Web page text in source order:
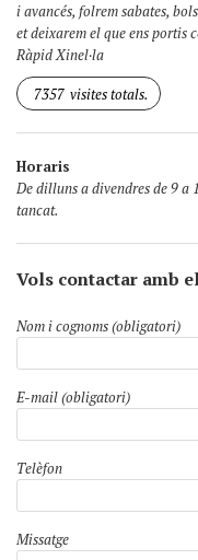
i avancés, folrem sabates,
et deixarem el que ens portis
Ràpid Xinel·la
7357 visites totals.
Horaris
De dilluns a divendres de 9 a
tancat.
Vols contactar amb
Nom i cognoms (obligatori)
E-mail (obligatori)
Telèfon
Missatge